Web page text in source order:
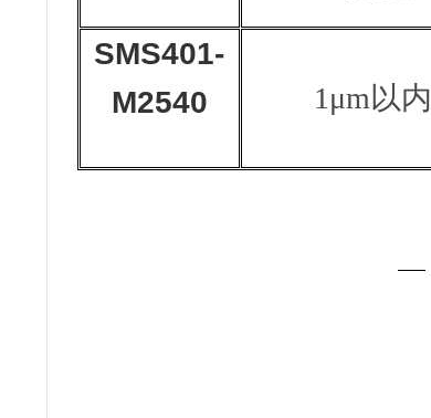
SMS401-
M2540
1μm以内